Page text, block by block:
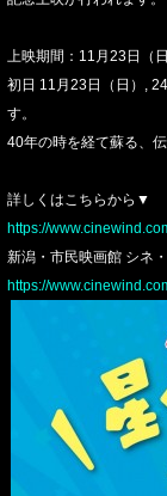
上映期間：11月23日（
初日 11月23日（日）,
す。
40年の時を経て蘇る、
詳しくはこちらから▼
https://
新潟・市民映画館 シネ
https://